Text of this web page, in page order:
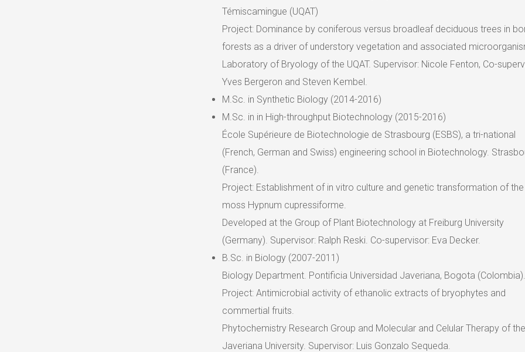
Témiscamingue (UQAT)
Project: Dominance by coniferous versus broadleaf deciduous trees in
forests as a driver of understory vegetation and associated
Laboratory of Bryology of the UQAT. Supervisor: Nicole Fenton, Co-
Yves Bergeron and Steven Kembel.
M.Sc. in Synthetic Biology (2014-2016)
M.Sc. in in High-throughput Biotechnology (2015-2016)
École Supérieure de Biotechnologie de Strasbourg (ESBS), a tri-national
(French, German and Swiss) engineering school in Biotechnology.
(France).
Project: Establishment of in vitro culture and genetic transformation of the
moss Hypnum cupressiforme.
Developed at the Group of Plant Biotechnology at Freiburg University
(Germany). Supervisor: Ralph Reski. Co-supervisor: Eva Decker.
B.Sc. in Biology (2007-2011)
Biology Department. Pontificia Universidad Javeriana, Bogota (Colombia).
Project: Antimicrobial activity of ethanolic extracts of bryophytes and
commertial fruits.
Phytochemistry Research Group and Molecular and Celular Therapy of the
Javeriana University. Supervisor: Luis Gonzalo Sequeda.